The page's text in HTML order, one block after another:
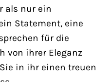
als nur ein
Statement, eine
für die
von ihrer Eleganz
in ihr einen treuen